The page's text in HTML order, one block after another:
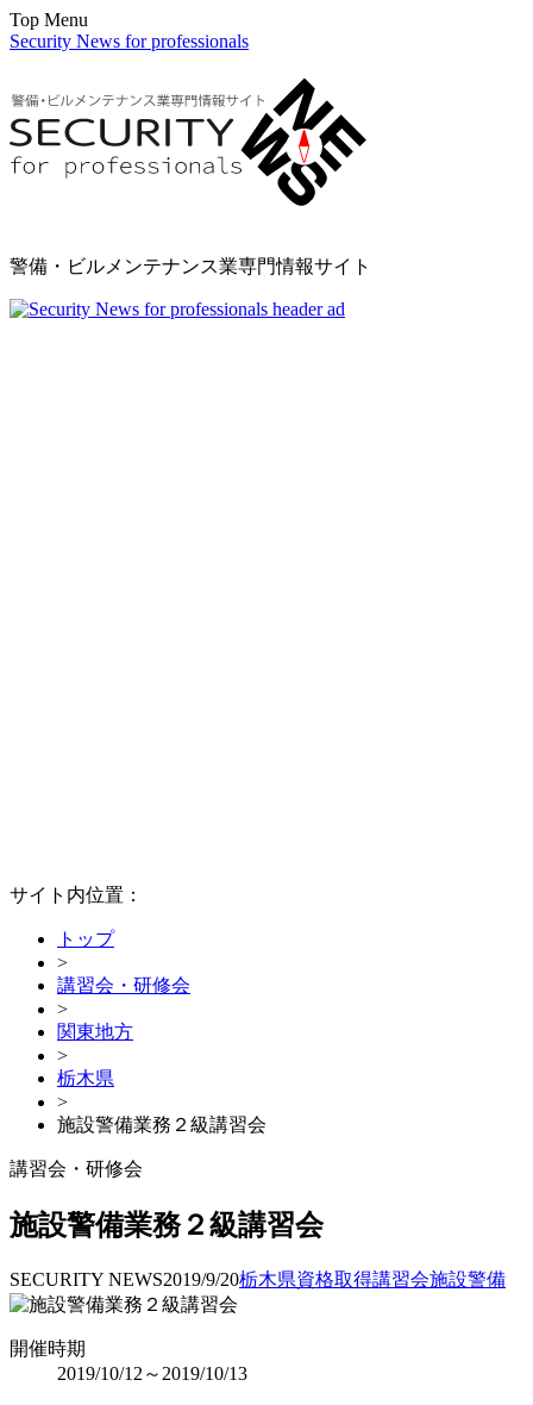
Top Menu
Security News for professionals
警備・ビルメンテナンス業専門情報サイト
サイト内位置：
トップ
>
講習会・研修会
>
関東地方
>
栃木県
>
施設警備業務２級講習会
講習会・研修会
施設警備業務２級講習会
SECURITY NEWS2019/9/20栃木県資格取得講習会施設警備
開催時期
2019/10/12～2019/10/13